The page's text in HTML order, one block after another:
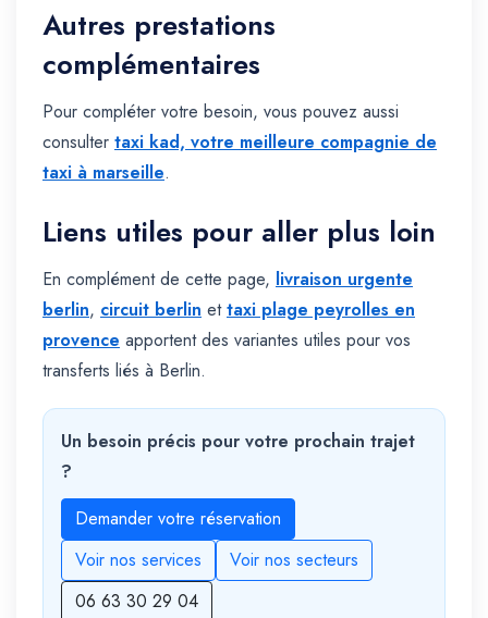
Autres prestations
complémentaires
Pour compléter votre besoin, vous pouvez aussi
consulter taxi kad, votre meilleure compagnie de
taxi à marseille.
Liens utiles pour aller plus loin
En complément de cette page, livraison urgente
berlin, circuit berlin ettaxi plage peyrolles en
provence apportent des variantes utiles pour vos
transferts liés à Berlin.
Un besoin précis pour votre prochain trajet
?
Demander votre réservation
Voir nos services
Voir nos secteurs
06 63 30 29 04